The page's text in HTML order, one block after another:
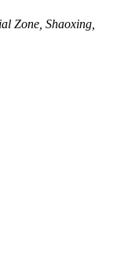
Zone, Shaoxing,